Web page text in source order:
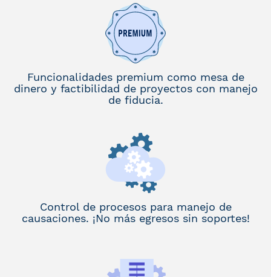
Funcionalidades premium como mesa de
dinero y factibilidad de proyectos con manejo
de fiducia.
Control de procesos para manejo de
causaciones. ¡No más egresos sin soportes!